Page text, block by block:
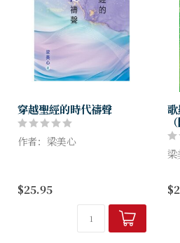
穿越聖經的時代禱聲
作者：梁美心
說出的文辭；換言之，所涉及
的範疇不包括沒有記載禱文的
聖經人物禱告。本書的書名
「穿越聖經的...
$25.95
梁
與